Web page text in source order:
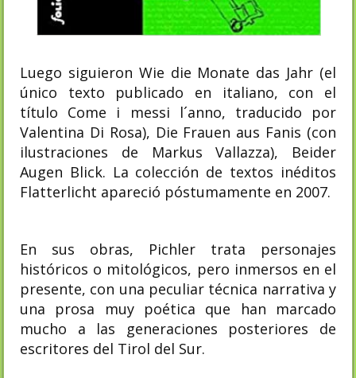
Luego siguieron Wie die Monate das Jahr (el
único texto publicado en italiano, con el
título Come i messi l´anno, traducido por
Valentina Di Rosa), Die Frauen aus Fanis (con
ilustraciones de Markus Vallazza), Beider
Augen Blick. La colección de textos inéditos
Flatterlicht apareció póstumamente en 2007.
En sus obras, Pichler trata personajes
históricos o mitológicos, pero inmersos en el
presente, con una peculiar técnica narrativa y
una prosa muy poética que han marcado
mucho a las generaciones posteriores de
escritores del Tirol del Sur.